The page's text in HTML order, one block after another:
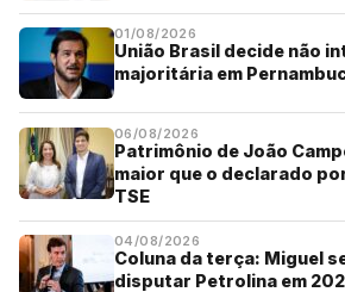
01/08/2026
União Brasil decide não
majoritária em
06/08/2026
Patrimônio de João
maior que o declarado
TSE
04/08/2026
Coluna da terça: Miguel
disputar Petrolina em